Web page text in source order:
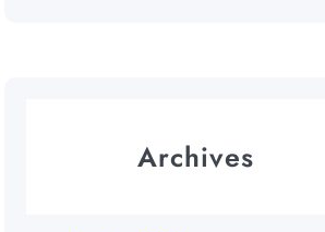
Archives